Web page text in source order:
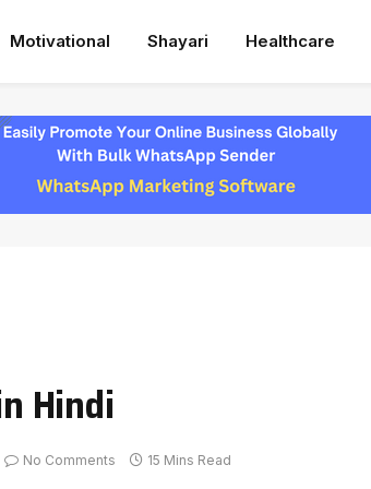
Motivational Shayari Healthcare
Hindi
No Comments 15 Mins Read